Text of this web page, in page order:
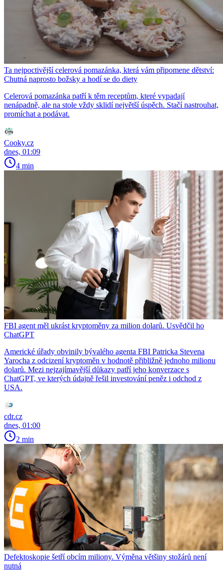
Ta nejpoctivější celerová pomazánka, která vám připomene dětství:
Chutná naprosto božsky a hodí se do diety
Celerová pomazánka patří k těm receptům, které vypadají
nenápadně, ale na stole vždy sklidí největší úspěch. Stačí nastrouhat,
promíchat a podávat.
Cooky.cz
dnes, 01:09
4 min
FBI agent měl ukrást kryptoměny za milion dolarů. Usvědčil ho
ChatGPT
Americké úřady obvinily bývalého agenta FBI Patricka Stevena
Yarocha z odcizení kryptoměn v hodnotě přibližně jednoho milionu
dolarů. Mezi nejzajímavější důkazy patří jeho konverzace s
ChatGPT, ve kterých údajně řešil investování peněz i odchod z
USA.
cdr.cz
dnes, 01:00
2 min
Defektoskopie šetří obcím miliony. Výměna většiny stožárů není
nutná